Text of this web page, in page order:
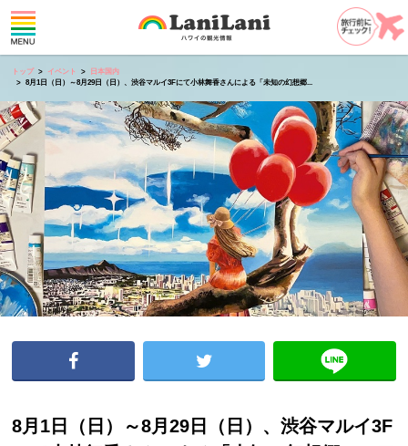
トップ イベント
日本国内
8月1日（日）～8月29日（日）、渋谷マルイ3Fにて小林舞香さんによる「未知の幻想郷...
8月1日（日）～8月29日（日）、渋谷マルイ3F